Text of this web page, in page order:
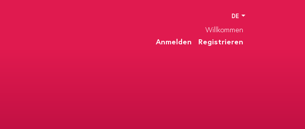
DE
Willkommen
Anmelden
Registrieren